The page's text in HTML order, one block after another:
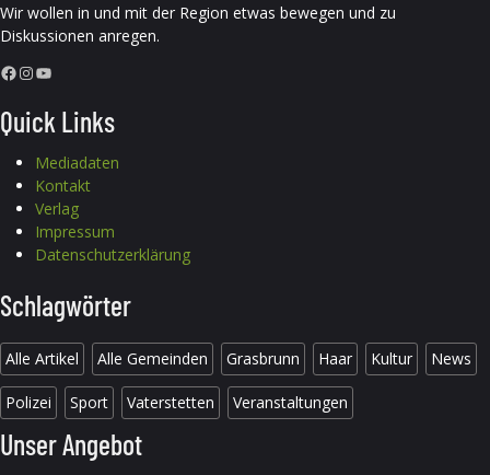
Wir wollen in und mit der Region etwas bewegen und zu
Diskussionen anregen.
Facebook InstagramYouTube
Quick Links
Mediadaten
Kontakt
Verlag
Impressum
Datenschutzerklärung
Schlagwörter
Alle Artikel Alle Gemeinden Grasbrunn Haar Kultur News
Polizei Sport Vaterstetten Veranstaltungen
Unser Angebot